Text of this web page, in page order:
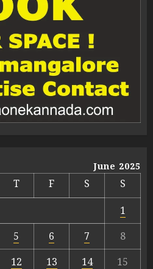
June 2025
T F S
S
1
5 6 7
8
12 13 14
15